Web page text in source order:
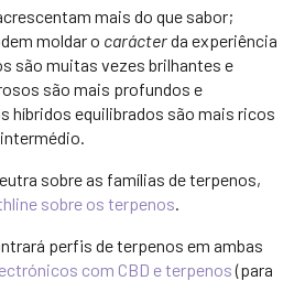
mais do que sabor;
moldar o carácterda experiência
são muitas vezes brilhantes e
são mais profundos e
híbridos equilibrados são mais ricos
sobre as famílias de terpenos,
sobre os terpenos.
perfis de terpenos em ambas
com CBD e terpenos(para